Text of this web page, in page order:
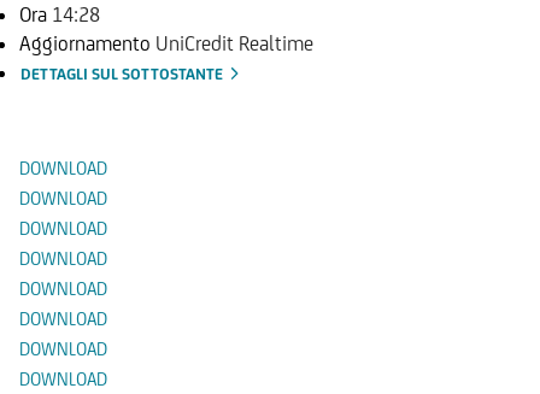
Ora 14:28
Aggiornamento UniCredit Realtime
DETTAGLI SUL SOTTOSTANTE
DOWNLOAD
DOWNLOAD
DOWNLOAD
DOWNLOAD
DOWNLOAD
DOWNLOAD
DOWNLOAD
DOWNLOAD